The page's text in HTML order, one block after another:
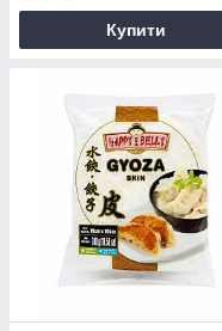
Купити